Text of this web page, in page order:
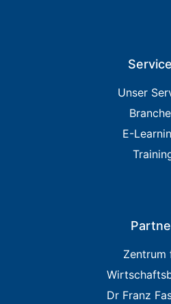
Unser
E-
Zentrum
Dr Franz